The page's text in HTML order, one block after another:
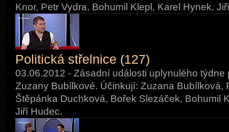
Knor, Petr Vydra, Bohumil Klepl, Karel Hynek,
Politická střelnice (127)
03.06.2012 - Zásadní události uplynulého týdne
Zuzany Bubílkové. Účinkují: Zuzana Bubílková,
Štěpánka Duchková, Bořek Slezáček, Bohumil
Jiří Hudec.